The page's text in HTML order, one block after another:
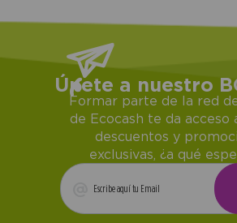
Únete a nuestro
Formar parte de la red
de Ecocash te da acceso
descuentos y
exclusivas, ¿a qué